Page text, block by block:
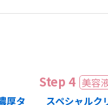
厚タ
スペシャルク